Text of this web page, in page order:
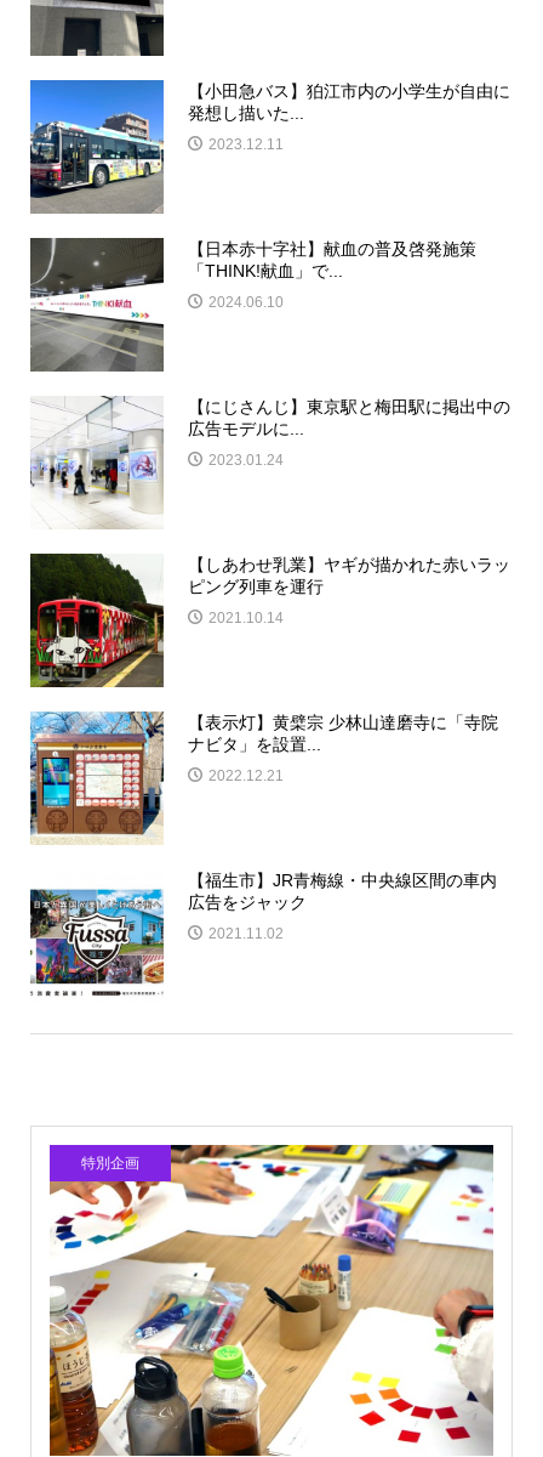
【小田急バス】狛江市内の小学生が自由に
発想し描いた...
2023.12.11
【日本赤十字社】献血の普及啓発施策
「THINK!献血」で...
2024.06.10
【にじさんじ】東京駅と梅田駅に掲出中の
広告モデルに...
2023.01.24
【しあわせ乳業】ヤギが描かれた赤いラッ
ピング列車を運行
2021.10.14
【表示灯】黄檗宗 少林山達磨寺に「寺院
ナビタ」を設置...
2022.12.21
【福生市】JR青梅線・中央線区間の車内
広告をジャック
2021.11.02
特別企画